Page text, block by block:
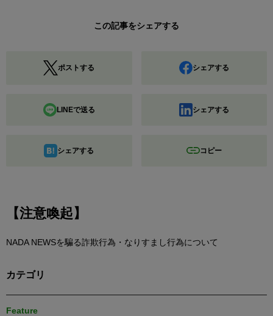
この記事をシェアする
ポストする シェアする
LINEで送る シェアする
シェアする コピー
【注意喚起】
NADA NEWSを騙る詐欺行為・なりすまし行為について
カテゴリ
Feature